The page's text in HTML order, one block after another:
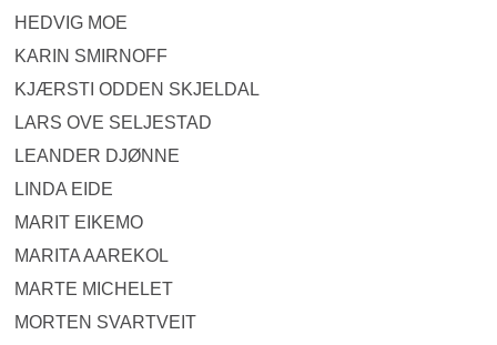
HEDVIG MOE
KARIN SMIRNOFF
KJÆRSTI ODDEN SKJELDAL
LARS OVE SELJESTAD
LEANDER DJØNNE
LINDA EIDE
MARIT EIKEMO
MARITA AAREKOL
MARTE MICHELET
MORTEN SVARTVEIT